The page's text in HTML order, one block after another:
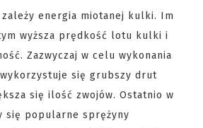
energia miotanej kulki. Im
wyższa prędkość lotu kulki i
Zazwyczaj w celu wykonania
się grubszy drut
się ilość zwojów. Ostatnio w
się popularne sprężyny